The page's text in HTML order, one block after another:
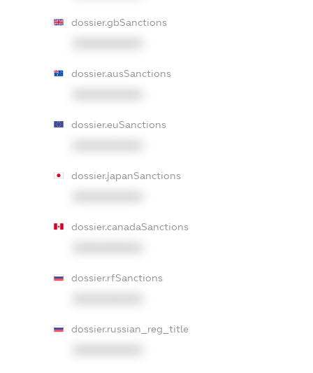
dossier.gbSanctions
dossier.ausSanctions
dossier.euSanctions
dossier.japanSanctions
dossier.canadaSanctions
dossier.rfSanctions
dossier.russian_reg_title